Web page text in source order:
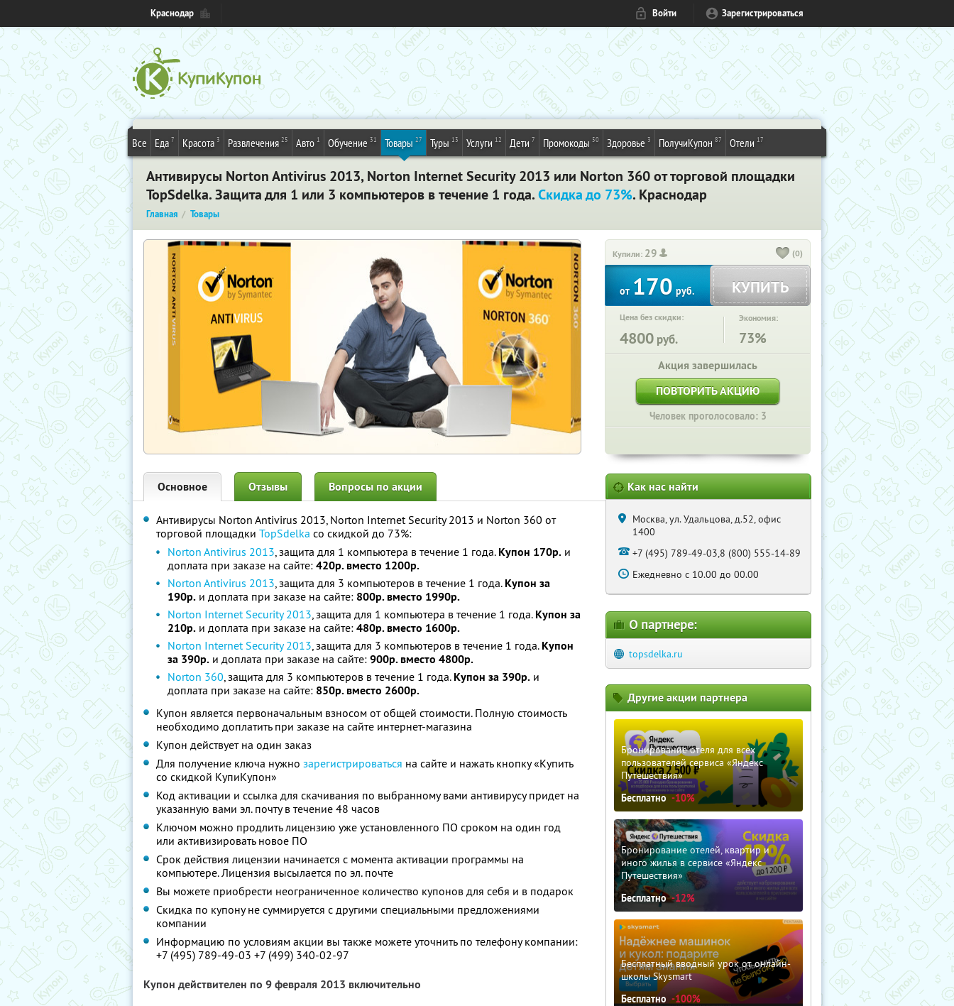
Краснодар Войти Зарегистрироваться
Все Еда 7 Красота 3 Развлечения 25 Авто 1 Обучение 31 Товары 27 Туры 13 Услуги 12 Дети 7 Промокоды 50 Здоровье 3 ПолучиКупон 87 Отели 17
Антивирусы Norton Antivirus 2013, Norton Internet Security 2013 или Norton 360 от торговой площадки
TopSdelka. Защита для 1 или 3 компьютеров в течение 1 года.Скидка до 73%. Краснодар
Главная Товары
Купили: 29 (0)
от170руб. КУПИТЬ
Цена без скидки:
4800 руб.
Экономия:
73%
Акция завершилась
ПОВТОРИТЬ АКЦИЮ
Человек проголосовало: 3
Основное Отзывы Вопросы по акции
Антивирусы Norton Antivirus 2013, Norton Internet Security 2013 и Norton 360 от
торговой площадки TopSdelka со скидкой до 73%:
Norton Antivirus 2013, защита для 1 компьютера в течение 1 года. Купон 170р. и
доплата при заказе на сайте: 420р. вместо 1200р.
Norton Antivirus 2013, защита для 3 компьютеров в течение 1 года. Купон за
190р. и доплата при заказе на сайте: 800р. вместо 1990р.
Norton Internet Security 2013, защита для 1 компьютера в течение 1 года. Купон за
210р. и доплата при заказе на сайте: 480р. вместо 1600р.
Norton Internet Security 2013, защита для 3 компьютеров в течение 1 года. Купон
за 390р. и доплата при заказе на сайте: 900р. вместо 4800р.
Norton 360, защита для 3 компьютеров в течение 1 года. Купон за 390р. и
доплата при заказе на сайте: 850р. вместо 2600р.
Купон является первоначальным взносом от общей стоимости. Полную стоимость
необходимо доплатить при заказе на сайте интернет-магазина
Купон действует на один заказ
Для получение ключа нужно зарегистрироваться на сайте и нажать кнопку «Купить
со скидкой КупиКупон»
Код активации и ссылка для скачивания по выбранному вами антивирусу придет на
указанную вами эл. почту в течение 48 часов
Ключом можно продлить лицензию уже установленного ПО сроком на один год
или активизировать новое ПО
Срок действия лицензии начинается с момента активации программы на
компьютере. Лицензия высылается по эл. почте
Вы можете приобрести неограниченное количество купонов для себя и в подарок
Скидка по купону не суммируется с другими специальными предложениями
компании
Информацию по условиям акции вы также можете уточнить по телефону компании:
+7 (495) 789-49-03 +7 (499) 340-02-97
Купон действителен по 9 февраля 2013 включительно
Как нас найти
Москва, ул. Удальцова, д.52, офис
1400
+7 (495) 789-49-03,8 (800) 555-14-89
Ежедневно с 10.00 до 00.00
О партнере:
topsdelka.ru
Другие акции партнера
Бронирование отеля для всех
пользователей сервиса «Яндекс
Путешествия»
Бесплатно -10%
Бронирование отелей, квартир и
иного жилья в сервисе «Яндекс
Путешествия»
Бесплатно -12%
Бесплатный вводный урок от онлайн-
школы Skysmart
Бесплатно -100%